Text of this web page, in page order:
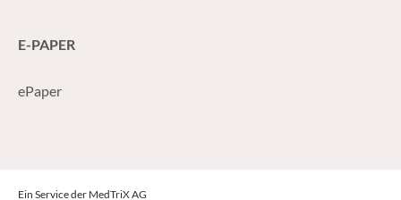
E-PAPER
ePaper
Ein Service der MedTriX AG